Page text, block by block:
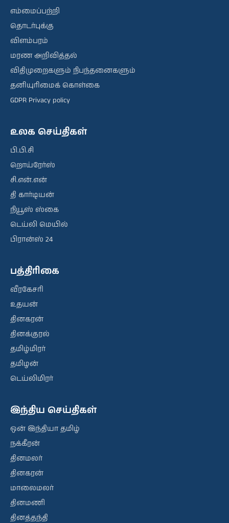
எம்மைப்பற்றி
தொடர்புக்கு
விளம்பரம்
மரண அறிவித்தல்
விதிமுறைகளும் நிபந்தனைகளும்
தனியுரிமைக் கொள்கை
GDPR Privacy policy
உலக செய்திகள்
பி.பி.சி
றொய்ரேர்ஸ்
சி.என்.என்
தி கார்டியன்
நியூஸ் ஸ்கை
டெய்லி மெயில்
பிரான்ஸ் 24
பத்திரிகை
வீரகேசரி
உதயன்
தினகரன்
தினக்குரல்
தமிழ்மிரர்
தமிழன்
டெய்லிமிரர்
இந்திய செய்திகள்
ஒன் இந்தியா தமிழ்
நக்கீரன்
தினமலர்
தினகரன்
மாலைமலர்
தினமணி
தினத்தந்தி